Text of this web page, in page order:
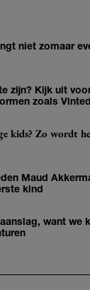
niet zomaar
zijn? Kijk uit
zoals Vinted
kids? Zo wordt
Maud
kind
want we